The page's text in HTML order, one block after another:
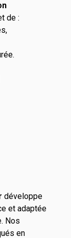
de :
développe
et adaptée
Nos
en